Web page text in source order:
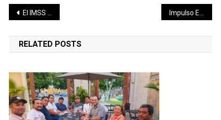
Navegación
de
entradas
El IMSS emite recomendaciones que pueden ayudar a controlar el estrés
RELATED POSTS